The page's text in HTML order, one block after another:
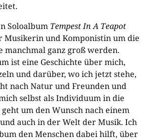
Soloalbum Tempest In A Teapot
Musikerin und Komponistin um die
manchmal ganz groß werden.
ist eine Geschichte über mich,
und darüber, wo ich jetzt stehe,
nach Natur und Freunden und
selbst als Individuum in die
um den Wunsch nach einem
auch in der Welt der Musik. Ich
den Menschen dabei hilft, über